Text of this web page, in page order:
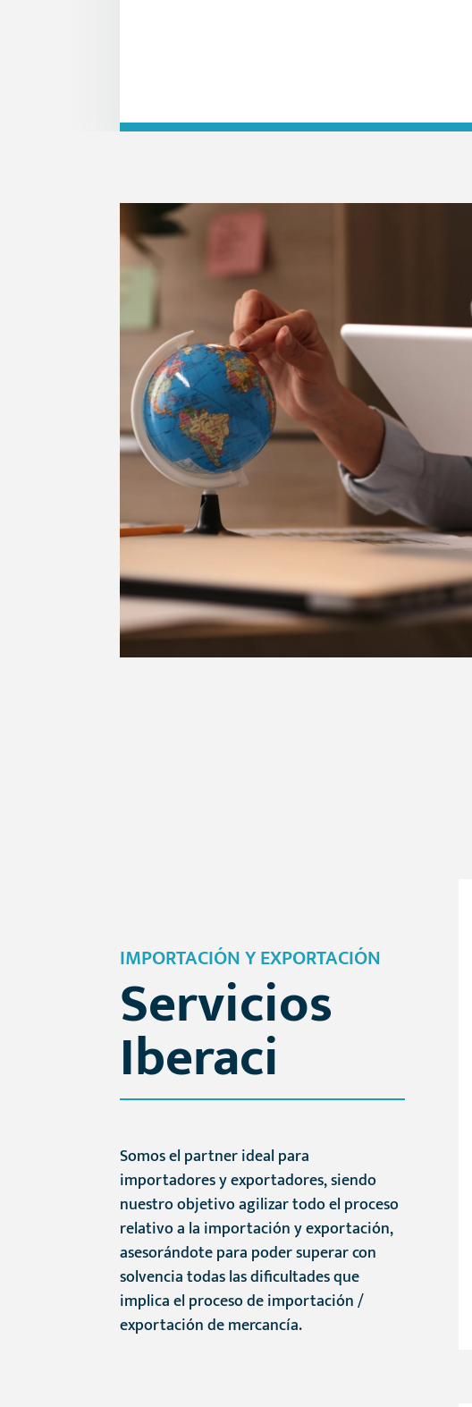
IMPORTACIÓN Y EXPORTACIÓN
Servicios
Iberaci
Somos el partner ideal para
importadores y exportadores, siendo
nuestro objetivo agilizar todo el proceso
relativo a la importación y exportación,
asesorándote para poder superar con
solvencia todas las dificultades que
implica el proceso de importación /
exportación de mercancía.